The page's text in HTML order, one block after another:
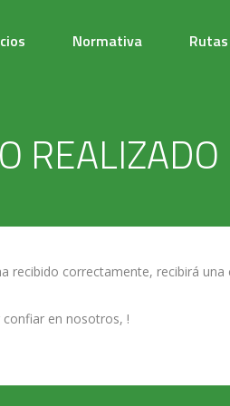
Normativa Rutas
REALIZADO
recibido correctamente, recibirá
confiar en nosotros, !